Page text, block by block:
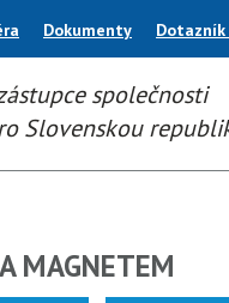
Dokumenty
společnosti
Slovenskou
MAGNETEM